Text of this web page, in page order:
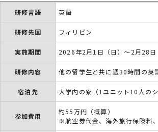
研修言語 英語
研修先国 フィリピン
実施期間 2026年2月1日（日）～2月28日
研修内容 他の留学生と共に週30時間の英
宿泊先 大学内の寮（1ユニット10人の
参加費用
約55万円（概算）
※航空券代金、海外旅行保険料